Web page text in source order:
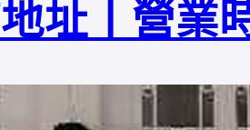
址丨營業